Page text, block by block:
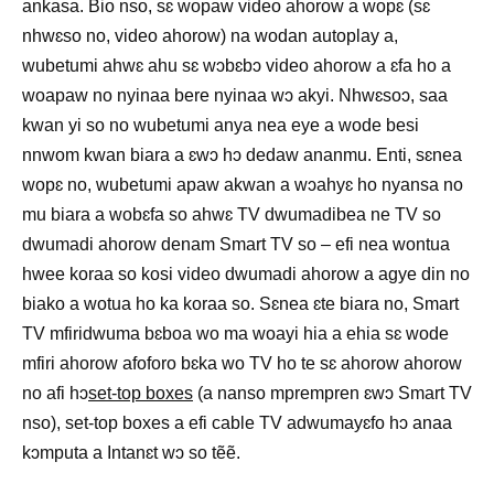
ankasa. Bio nso, sɛ wopaw video ahorow a wopɛ (sɛ
nhwɛso no, video ahorow) na wodan autoplay a,
wubetumi ahwɛ ahu sɛ wɔbɛbɔ video ahorow a ɛfa ho a
woapaw no nyinaa bere nyinaa wɔ akyi. Nhwɛsoɔ, saa
kwan yi so no wubetumi anya nea eye a wode besi
nnwom kwan biara a ɛwɔ hɔ dedaw ananmu. Enti, sɛnea
wopɛ no, wubetumi apaw akwan a wɔahyɛ ho nyansa no
mu biara a wobɛfa so ahwɛ TV dwumadibea ne TV so
dwumadi ahorow denam Smart TV so – efi nea wontua
hwee koraa so kosi video dwumadi ahorow a agye din no
biako a wotua ho ka koraa so. Sɛnea ɛte biara no, Smart
TV mfiridwuma bɛboa wo ma woayi hia a ehia sɛ wode
mfiri ahorow afoforo bɛka wo TV ho te sɛ ahorow ahorow
no afi hɔset-top boxes (a nanso mprempren ɛwɔ Smart TV
nso), set-top boxes a efi cable TV adwumayɛfo hɔ anaa
kɔmputa a Intanɛt wɔ so tẽẽ.